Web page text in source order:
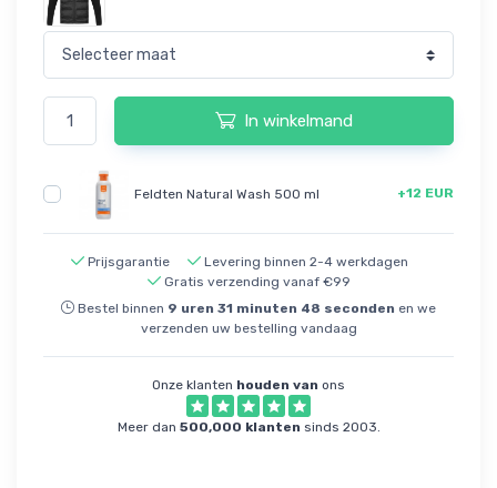
In winkelmand
Feldten Natural Wash 500 ml +12 EUR
Prijsgarantie
Levering binnen 2-4 werkdagen
Gratis verzending vanaf €99
Bestel binnen 9 uren 31 minuten 48 seconden en we
verzenden uw bestelling vandaag
Onze klanten houden van ons
Meer dan 500,000 klanten sinds 2003.